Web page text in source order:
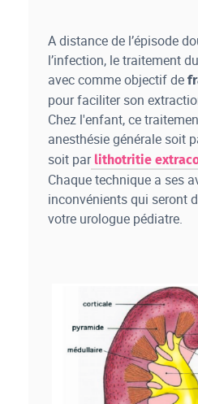
A distance de l’épisode
l’infection, le traitement
avec comme objectif de
pour faciliter son
Chez l'enfant, ce
anesthésie générale soit
soit parlithotritie
Chaque technique a ses
inconvénients qui seront
votre urologue pédiatre.